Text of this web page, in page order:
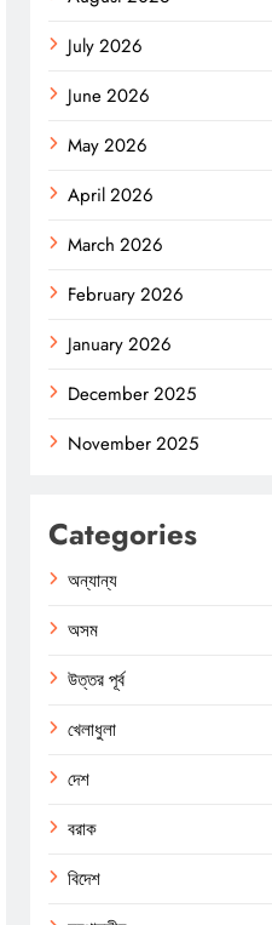
July 2026
June 2026
May 2026
April 2026
March 2026
February 2026
January 2026
December 2025
November 2025
Categories
অন্যান্য
অসম
উত্তর পূর্ব
খেলাধুলা
দেশ
বরাক
বিদেশ